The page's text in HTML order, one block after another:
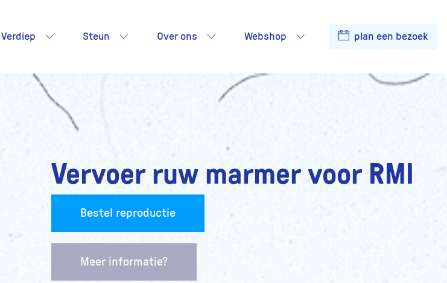
Verdiep Steun Over ons Webshop plan een bezoek
Vervoer ruw marmer voor RMI
Bestel reproductie
Meer informatie?